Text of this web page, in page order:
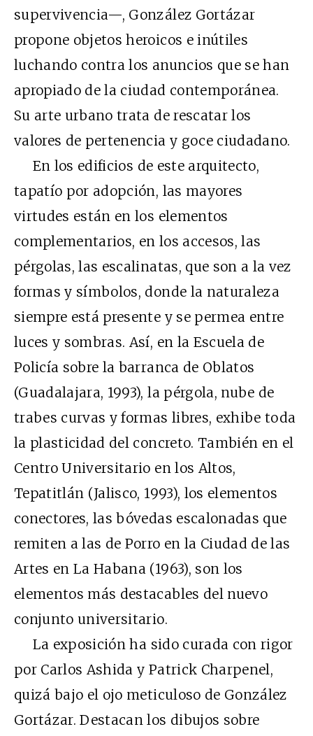
supervivencia—, González Gortázar
propone objetos heroicos e inútiles
luchando contra los anuncios que se han
apropiado de la ciudad contemporánea.
Su arte urbano trata de rescatar los
valores de pertenencia y goce ciudadano.
En los edificios de este arquitecto,
tapatío por adopción, las mayores
virtudes están en los elementos
complementarios, en los accesos, las
pérgolas, las escalinatas, que son a la vez
formas y símbolos, donde la naturaleza
siempre está presente y se permea entre
luces y sombras. Así, en la Escuela de
Policía sobre la barranca de Oblatos
(Guadalajara, 1993), la pérgola, nube de
trabes curvas y formas libres, exhibe toda
la plasticidad del concreto. También en el
Centro Universitario en los Altos,
Tepatitlán (Jalisco, 1993), los elementos
conectores, las bóvedas escalonadas que
remiten a las de Porro en la Ciudad de las
Artes en La Habana (1963), son los
elementos más destacables del nuevo
conjunto universitario.
La exposición ha sido curada con rigor
por Carlos Ashida y Patrick Charpenel,
quizá bajo el ojo meticuloso de González
Gortázar. Destacan los dibujos sobre